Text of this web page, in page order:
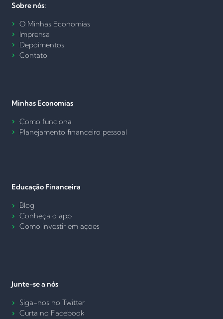
Sobre nós:
O Minhas Economias
Imprensa
Depoimentos
Contato
Minhas Economias
Como funciona
Planejamento financeiro pessoal
Educação Financeira
Blog
Conheça o app
Como investir em ações
Junte-se a nós
Siga-nos no Twitter
Curta no Facebook